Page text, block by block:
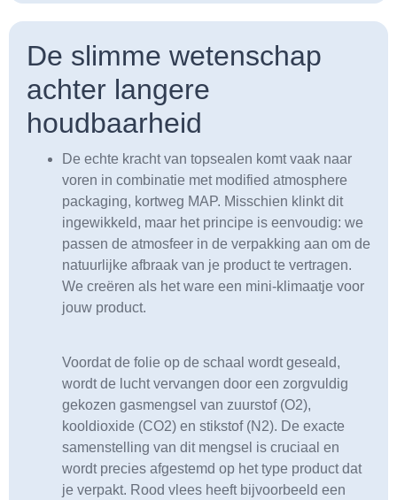
De slimme wetenschap
achter langere
houdbaarheid
De echte kracht van topsealen komt vaak naar
voren in combinatie met modified atmosphere
packaging, kortweg MAP. Misschien klinkt dit
ingewikkeld, maar het principe is eenvoudig: we
passen de atmosfeer in de verpakking aan om de
natuurlijke afbraak van je product te vertragen.
We creëren als het ware een mini-klimaatje voor
jouw product.
Voordat de folie op de schaal wordt geseald,
wordt de lucht vervangen door een zorgvuldig
gekozen gasmengsel van zuurstof (O2),
kooldioxide (CO2) en stikstof (N2). De exacte
samenstelling van dit mengsel is cruciaal en
wordt precies afgestemd op het type product dat
je verpakt. Rood vlees heeft bijvoorbeeld een